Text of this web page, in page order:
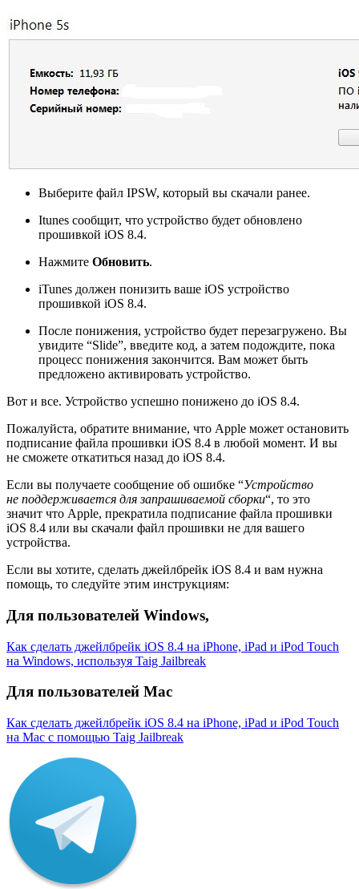
Выберите файл IPSW, который вы скачали ранее.
Itunes сообщит, что устройство будет обновлено
прошивкой iOS 8.4.
Нажмите Обновить.
iTunes должен понизить ваше iOS устройство
прошивкой iOS 8.4.
После понижения, устройство будет перезагружено. Вы
увидите “Slide”, введите код, а затем подождите, пока
процесс понижения закончится. Вам может быть
предложено активировать устройство.
Вот и все. Устройство успешно понижено до iOS 8.4.
Пожалуйста, обратите внимание, что Apple может остановить
подписание файла прошивки iOS 8.4 в любой момент. И вы
не сможете откатиться назад до iOS 8.4.
Если вы получаете сообщение об ошибке “Устройство
не поддерживается для запрашиваемой сборки“, то это
значит что Apple, прекратила подписание файла прошивки
iOS 8.4 или вы скачали файл прошивки не для вашего
устройства.
Если вы хотите, сделать джейлбрейк iOS 8.4 и вам нужна
помощь, то следуйте этим инструкциям:
Для пользователей Windows,
Как сделать джейлбрейк iOS 8.4 на iPhone, iPad и iPod Touch
на Windows, используя Taig Jailbreak
Для пользователей Mac
Как сделать джейлбрейк iOS 8.4 на iPhone, iPad и iPod Touch
на Mac с помощью Taig Jailbreak